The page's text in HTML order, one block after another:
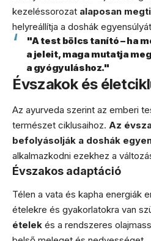
kezeléssorozat alaposan
helyreállítja a doshák
"A test bölcs tanító – ha
a jeleit, maga mutatja
a gyógyuláshoz."
Évszakok és
Az ayurveda szerint az emberi
természet ciklusaihoz. Az
befolyásolják a doshák
alkalmazkodni ezekhez a
Évszakos adaptáció
Télen a vata és kapha energiák
ételekre és gyakorlatokra van
ételek és a rendszeres